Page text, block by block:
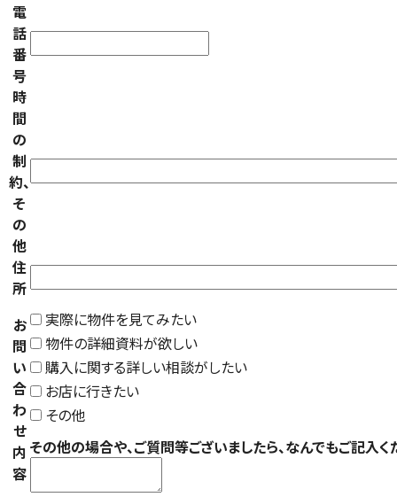
電
話
番
号
時
間
の
制
約、
そ
の
他
住
所
お
問
い
合
わ
せ
内
容
実際に物件を見てみたい
物件の詳細資料が欲しい
購入に関する詳しい相談がしたい
お店に行きたい
その他
その他の場合や、ご質問等ございましたら、なんでもご記入く